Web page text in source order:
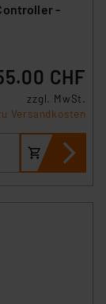
-
CHF
zzgl. MwSt.
Versandkosten